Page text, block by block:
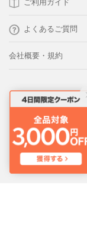
ご利用ガイド
よくあるご質問
会社概要・規約
靴